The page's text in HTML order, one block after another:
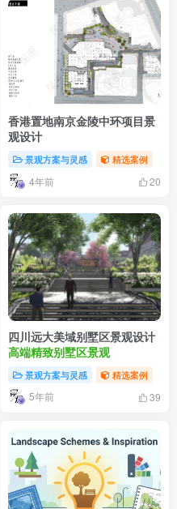
香港置地南京金陵中环项目景
观设计
景观方案与灵感 精选案例
4年前 20
四川远大美域别墅区景观设计
高端精致别墅区景观
景观方案与灵感 精选案例
5年前 39